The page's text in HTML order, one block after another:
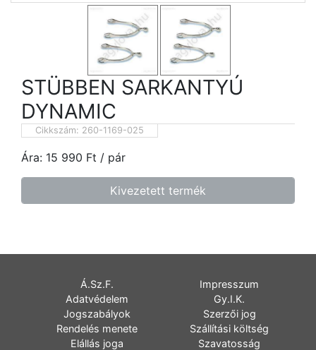
STÜBBEN SARKANTYÚ
DYNAMIC
Cikkszám: 260-1169-025
Ára: 15 990 Ft / pár
Kivezetett termék
Á.Sz.F.
Impresszum
Adatvédelem
Gy.I.K.
Jogszabályok
Szerzői jog
Rendelés menete
Szállítási költség
Elállás joga
Szavatosság